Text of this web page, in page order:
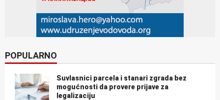
POPULARNO
Suvlasnici parcela i stanari zgrada bez
mogućnosti da provere prijave za
legalizaciju